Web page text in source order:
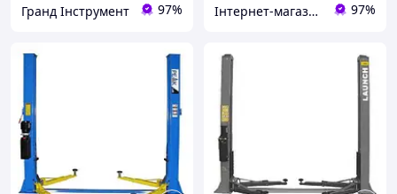
Гранд Інструмент 97% Інтернет-магазин якісних інструментів ''VERFO'' 97%